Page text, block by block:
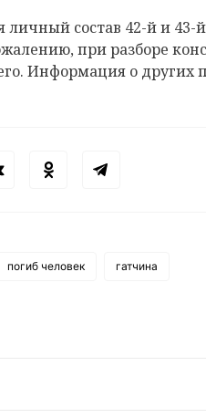
состав 42-й и 43-
при разборе
Информация о других
погиб человек гатчина